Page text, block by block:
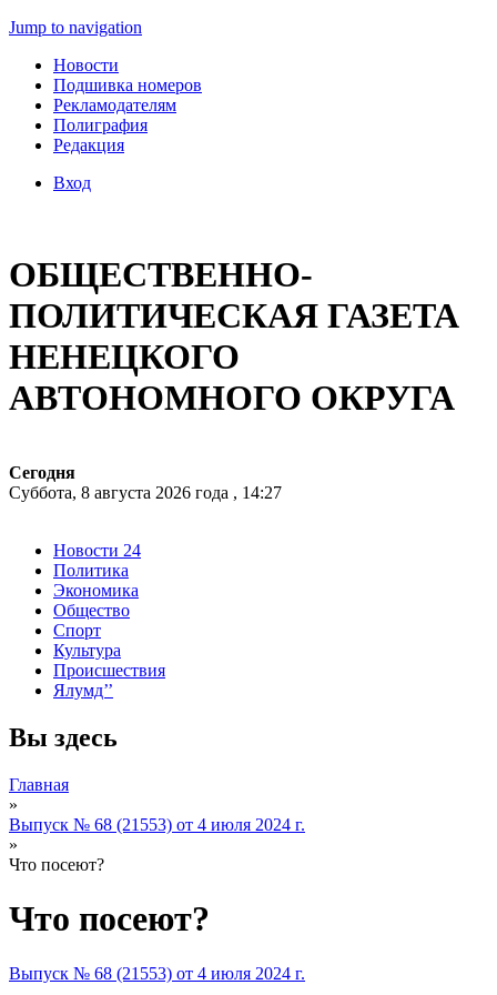
Jump to navigation
Новости
Подшивка номеров
Рекламодателям
Полиграфия
Редакция
Вход
ОБЩЕСТВЕННО-
ПОЛИТИЧЕСКАЯ ГАЗЕТА
НЕНЕЦКОГО
АВТОНОМНОГО ОКРУГА
Сегодня
Суббота, 8 августа 2026 года , 14:27
Новости 24
Политика
Экономика
Общество
Спорт
Культура
Происшествия
Ялумд’’
Вы здесь
Главная
»
Выпуск № 68 (21553) от 4 июля 2024 г.
»
Что посеют?
Что посеют?
Выпуск № 68 (21553) от 4 июля 2024 г.